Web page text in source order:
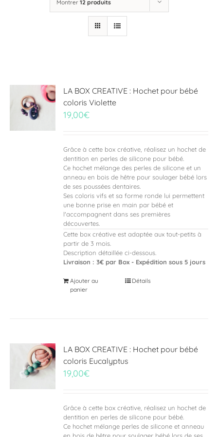
Montrer 12 produits
LA BOX CREATIVE : Hochet pour bébé
coloris Violette
19,00€
Grâce à cette box créative, réalisez un hochet de
dentition en perles de silicone pour bébé.
Ce hochet mélange des perles de silicone et un
anneau en bois de hêtre pour soulager bébé lors
de ses poussées dentaires.
Ses coloris vifs et sa forme ronde lui permettent
une bonne prise en main par bébé et
l'accompagnent dans ses premières
découvertes.
Cette box créative est adaptée aux tout-petits à
partir de 3 mois.
Description détaillée ci-dessous.
Livraison : 3€ par Box - Expédition sous 5 jours
Ajouter au
panier
Détails
LA BOX CREATIVE : Hochet pour bébé
coloris Eucalyptus
19,00€
Grâce à cette box créative, réalisez un hochet de
dentition en perles de silicone pour bébé.
Ce hochet mélange perles de silicone et anneau